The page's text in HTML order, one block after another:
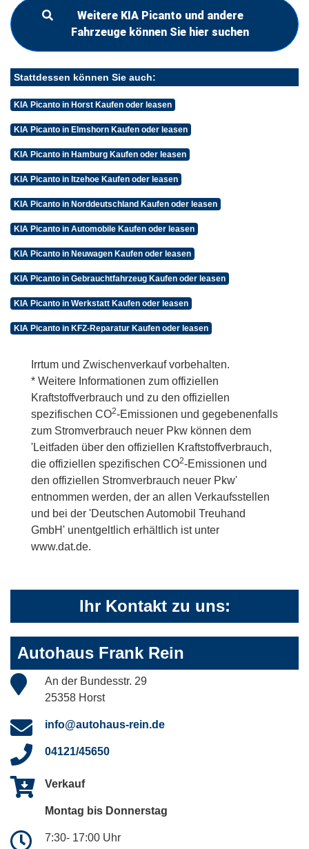
Weitere KIA Picanto und andere
Fahrzeuge können Sie hier suchen
Stattdessen können Sie auch:
KIA Picanto in Horst Kaufen oder leasen
KIA Picanto in Elmshorn Kaufen oder leasen
KIA Picanto in Hamburg Kaufen oder leasen
KIA Picanto in Itzehoe Kaufen oder leasen
KIA Picanto in Norddeutschland Kaufen oder leasen
KIA Picanto in Automobile Kaufen oder leasen
KIA Picanto in Neuwagen Kaufen oder leasen
KIA Picanto in Gebrauchtfahrzeug Kaufen oder leasen
KIA Picanto in Werkstatt Kaufen oder leasen
KIA Picanto in KFZ-Reparatur Kaufen oder leasen
Irrtum und Zwischenverkauf vorbehalten.
* Weitere Informationen zum offiziellen
Kraftstoffverbrauch und zu den offiziellen
spezifischen CO2-Emissionen und gegebenenfalls
zum Stromverbrauch neuer Pkw können dem
'Leitfaden über den offiziellen Kraftstoffverbrauch,
die offiziellen spezifischen CO2-Emissionen und
den offiziellen Stromverbrauch neuer Pkw'
entnommen werden, der an allen Verkaufsstellen
und bei der 'Deutschen Automobil Treuhand
GmbH' unentgeltlich erhältlich ist unter
www.dat.de.
Ihr Kontakt zu uns:
Autohaus Frank Rein
An der Bundesstr. 29
25358 Horst
info@autohaus-rein.de
04121/45650
Verkauf
Montag bis Donnerstag
7:30- 17:00 Uhr